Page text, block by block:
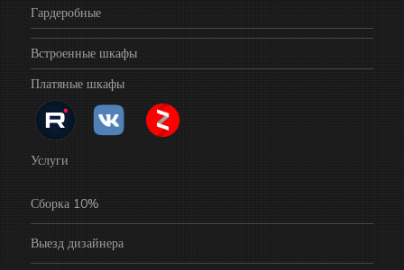
Гардеробные
Встроенные шкафы
Платяные шкафы
Услуги
Сборка 10%
Выезд дизайнера